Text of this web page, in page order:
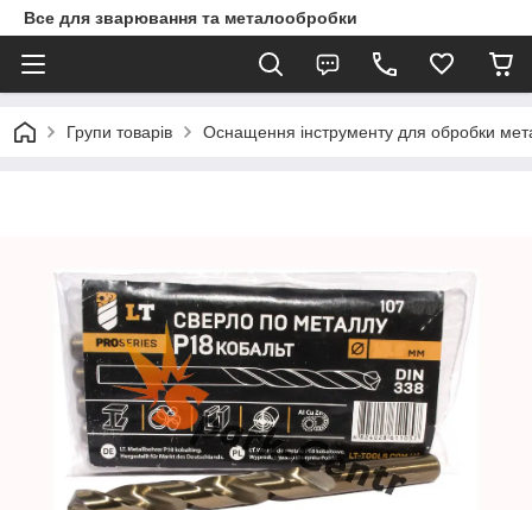
Все для зварювання та металообробки
Групи товарів Оснащення інструменту для обробки